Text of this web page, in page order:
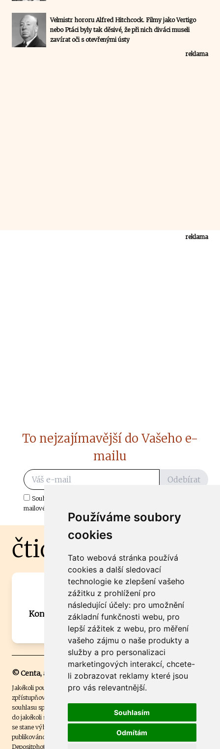
Používáme soubory
cookies
Tato webová stránka používá
cookies a další sledovací
technologie ke zlepšení vašeho
zážitku z prohlížení pro
následující účely: pro umožnění
základní funkčnosti webu, pro
lepší zážitek z webu, pro měření
vašeho zájmu o naše produkty a
služby a pro personalizaci
marketingových interakcí, chcete-
li zobrazovat reklamy které jsou
pro vás relevantnější.
Souhlasím
Odmítám
Velmistr hororu Alfred Hitchcock. Filmy jako Vertigo
nebo Ptáci byly tak děsivé, že při nich diváci museli
zavírat oči s otevřenými ústy
reklama
reklama
To nejzajímavější do Vašeho e-
mailu
Odebírat
Souhlasím s odběrem důležitých zpráv ze ČtiDoma.cz do mé e-
mailové schránky.
čtidoma.cz
Máte zajímavou informaci? Chcete
spolupracovat?
Kontaktujte šéfredaktora Martina Chalupu:
chalupa@ctidoma.cz
© Centa, a.s.
Jakékoli použití obsahu včetně převzetí, šíření či dalšího užití a
zpřístupňování textových či obrazových materiálů bez písemného
souhlasu společnosti Centa,a.s. je zakázáno. Čtenář svým přihlášením
do jakékoli soutěže na našem webu dává souhlas s tím, že v případě, že
se stane výhercem této soutěže, může být jeho jméno na webu
publikováno. Centa, a.s. využívala licenci ČTK a využívá fotografie z
Depositphotos